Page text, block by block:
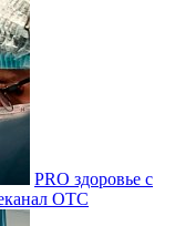
PRO здоровье с
ОТС